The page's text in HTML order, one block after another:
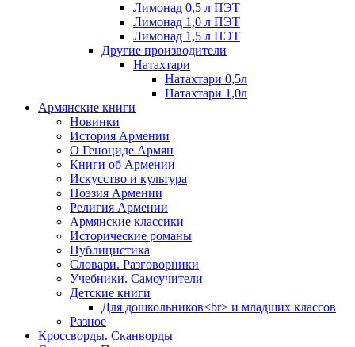
Лимонад 0,5 л ПЭТ
Лимонад 1,0 л ПЭТ
Лимонад 1,5 л ПЭТ
Другие производители
Натахтари
Натахтари 0,5л
Натахтари 1,0л
Армянские книги
Новинки
История Армении
О Геноциде Армян
Книги об Армении
Иcкусство и культура
Поэзия Армении
Религия Армении
Армянские классики
Исторические романы
Публицистика
Словари. Разговорники
Учебники. Самоучители
Детские книги
Для дошкольников<br> и младших классов
Разное
Кроссворды. Сканворды